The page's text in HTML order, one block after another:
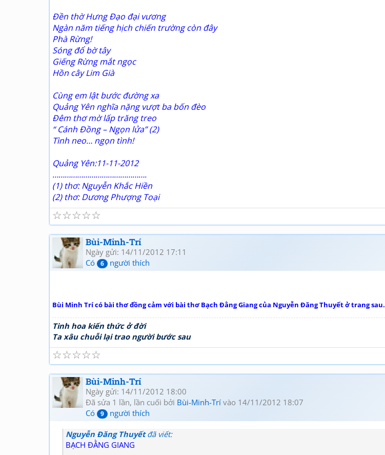
Đền thờ Hưng Đạo đại vương
Ngàn năm tiếng hịch chiến trường còn đây
Phà Rừng!
Sóng đổ bờ tây
Giếng Rừng mắt ngọc
Hồn cây Lim Già
Cùng em lật bước đường xa
Quảng Yên nghĩa nặng vượt ba bốn đèo
Đêm thơ mờ lấp trăng treo
“ Cánh Đồng – Ngọn lửa” (2)
Tình neo… ngọn tình!
Quảng Yên:11-11-2012
……………………………………….
(1) thơ: Nguyễn Khắc Hiền
(2) thơ: Dương Phượng Toại
☆
☆
☆
☆
☆
Bùi-Minh-Trí
Ngày gửi: 14/11/2012 17:11
Có
6 người thích
Bùi Minh Trí có bài thơ đồng cảm với bài thơ Bạch Đằng Giang của Nguyễn Đăng Thuyết ở trang sau.
Tinh hoa kiến thức ở đời
Ta xâu chuỗi lại trao người bước sau
☆
☆
☆
☆
☆
Bùi-Minh-Trí
Ngày gửi: 14/11/2012 18:00
Đã sửa 1 lần, lần cuối bởi Bùi-Minh-Trí vào 14/11/2012 18:07
Có
9 người thích
Nguyễn Đăng Thuyếtđã viết:
BẠCH ĐẰNG GIANG